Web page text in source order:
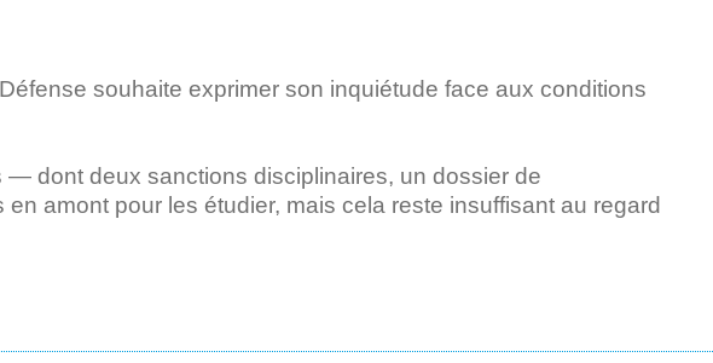
souhaite exprimer son inquiétude face aux conditions
— dont deux sanctions disciplinaires, un dossier de
amont pour les étudier, mais cela reste insuffisant au regard